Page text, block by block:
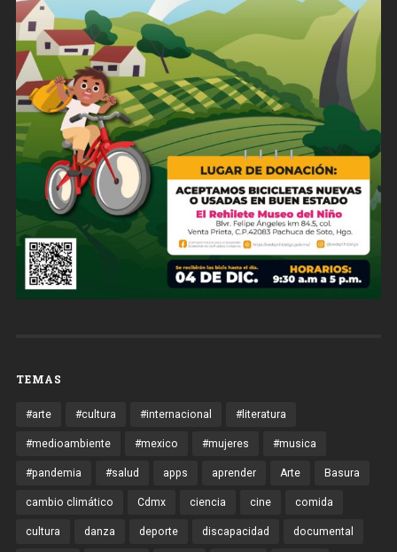
TEMAS
#arte #cultura #internacional #literatura
#medioambiente #mexico #mujeres #musica
#pandemia #salud apps aprender Arte Basura
cambio climático Cdmx ciencia cine comida
cultura danza deporte discapacidad documental